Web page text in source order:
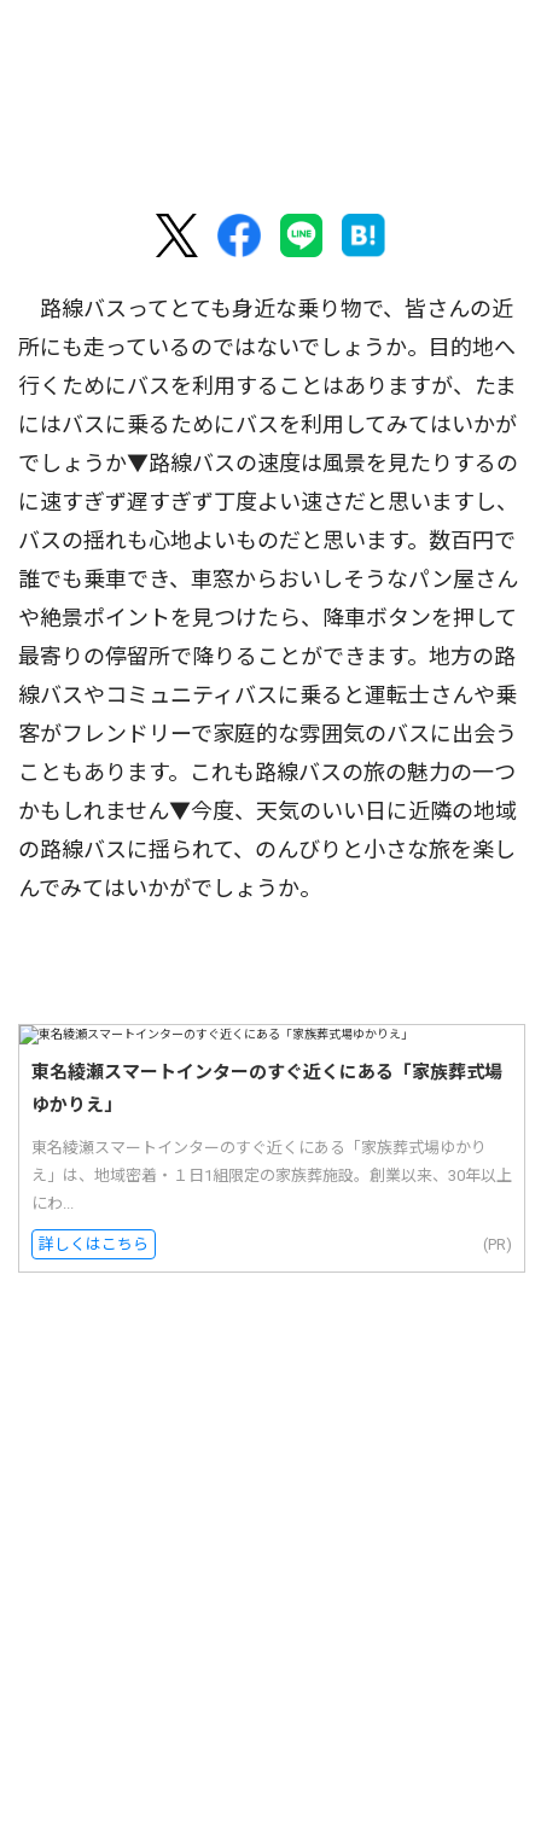
路線バスってとても身近な乗り物で、皆さんの近
所にも走っているのではないでしょうか。目的地へ
行くためにバスを利用することはありますが、たま
にはバスに乗るためにバスを利用してみてはいかが
でしょうか▼路線バスの速度は風景を見たりするの
に速すぎず遅すぎず丁度よい速さだと思いますし、
バスの揺れも心地よいものだと思います。数百円で
誰でも乗車でき、車窓からおいしそうなパン屋さん
や絶景ポイントを見つけたら、降車ボタンを押して
最寄りの停留所で降りることができます。地方の路
線バスやコミュニティバスに乗ると運転士さんや乗
客がフレンドリーで家庭的な雰囲気のバスに出会う
こともあります。これも路線バスの旅の魅力の一つ
かもしれません▼今度、天気のいい日に近隣の地域
の路線バスに揺られて、のんびりと小さな旅を楽し
んでみてはいかがでしょうか。
東名綾瀬スマートインターのすぐ近くにある「家族葬式場
ゆかりえ」
東名綾瀬スマートインターのすぐ近くにある「家族葬式場ゆかり
え」は、地域密着・１日1組限定の家族葬施設。創業以来、30年以上
にわ...
詳しくはこちら (PR)